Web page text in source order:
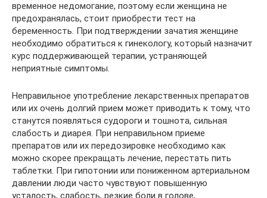
временное недомогание, поэтому если женщина не
предохранялась, стоит приобрести тест на
беременность. При подтверждении зачатия женщине
необходимо обратиться к гинекологу, который назначит
курс поддерживающей терапии, устраняющей
неприятные симптомы.
Неправильное употребление лекарственных препаратов
или их очень долгий прием может приводить к тому, что
станутся появляться судороги и тошнота, сильная
слабость и диарея. При неправильном приеме
препаратов или их передозировке необходимо как
можно скорее прекращать лечение, перестать пить
таблетки. При гипотонии или пониженном артериальном
давлении люди часто чувствуют повышенную
усталость, слабость, резкие боли в голове,